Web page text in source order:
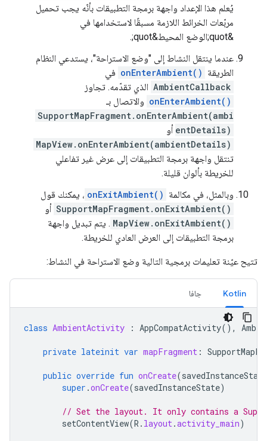
يُعلم هذا الإعداد واجهة برمجة التطبيقات بأنّه يجب تحميل
مربّعات الخرائط اللازمة مسبقًا لاستخدامها في
&quot;الوضع المحيط&quot;.
عندما ينتقل النشاط إلى "وضع الاستراحة"، يستدعي النظام
الطريقة onEnterAmbient() في
AmbientCallback الذي تقدّمه. تجاوز
onEnterAmbient() والاتصال بـ
SupportMapFragment.onEnterAmbient(ambi
entDetails) أو
MapView.onEnterAmbient(ambientDetails)
تنتقل واجهة برمجة التطبيقات إلى عرض غير تفاعلي
للخريطة بألوان قليلة.
وبالمثل، في مكالمة onExitAmbient() ، يمكنك قول
SupportMapFragment.onExitAmbient() أو
MapView.onExitAmbient() . يتم تبديل واجهة
برمجة التطبيقات إلى العرض العادي للخريطة.
تتيح عيّنة تعليمات برمجية التالية وضع الاستراحة في النشاط:
Kotlin جافا
class AmbientActivity : AppCompatActivity(),
private lateinit var mapFragment :
public override fun onCreate(savedInstanceState
super .onCreate(savedInstanceState)
// Set the layout. It only contains a
setContentView(R . layout.activity_main)